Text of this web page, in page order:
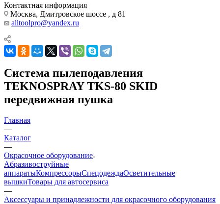
Контактная информация
Москва, Дмитровское шоссе , д 81
alltoolpro@yandex.ru
Система пылеподавления
TEKNOSPRAY TKS-80 SKID
передвижная пушка
Главная
—
Каталог
—
Окрасочное оборудование
Aбразивоструйные
аппаратыКомпрессорыСпецодеждаОсветительные
вышкиТовары для автосервиса
—
Аксессуары и принадлежности для окрасочного оборудования